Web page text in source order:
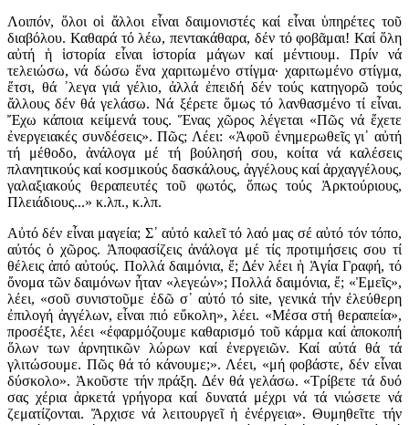
Λοιπόν, ὅλοι οἱ ἄλλοι εἶναι δαιμονιστές καί εἶναι ὑπηρέτες τοῦ
διαβόλου. Καθαρά τό λέω, πεντακάθαρα, δέν τό φοβᾶμαι! Καί ὅλη
αὐτή ἡ ἱστορία εἶναι ἱστορία μάγων καί μέντιουμ. Πρίν νά
τελειώσω, νά δώσω ἕνα χαριτωμένο στίγμα· χαριτωμένο στίγμα,
ἔτσι, θά ᾽λεγα γιά γέλιο, ἀλλά ἐπειδή δέν τούς κατηγορῶ τούς
ἄλλους δέν θά γελάσω. Νά ξέρετε ὅμως τό λανθασμένο τί εἶναι.
Ἔχω κάποια κείμενά τους. Ἕνας χῶρος λέγεται «Πῶς νά ἔχετε
ἐνεργειακές συνδέσεις». Πῶς; Λέει: «Ἀφοῦ ἐνημερωθεῖς γι᾽ αὐτή
τή μέθοδο, ἀνάλογα μέ τή βούλησή σου, κοίτα νά καλέσεις
πλανητικούς καί κοσμικούς δασκάλους, ἀγγέλους καί ἀρχαγγέλους,
γαλαξιακούς θεραπευτές τοῦ φωτός, ὅπως τούς Ἀρκτούριους,
Πλειάδιους...» κ.λπ., κ.λπ.
Αὐτό δέν εἶναι μαγεία; Σ᾽ αὐτό καλεῖ τό λαό μας σέ αὐτό τόν τόπο,
αὐτός ὁ χῶρος. Ἀποφασίζεις ἀνάλογα μέ τίς προτιμήσεις σου τί
θέλεις ἀπό αὐτούς. Πολλά δαιμόνια, ἔ; Δέν λέει ἡ Ἁγία Γραφή, τό
ὄνομα τῶν δαιμόνων ἦταν «λεγεών»; Πολλά δαιμόνια, ἔ; «Ἐμεῖς»,
λέει, «σοῦ συνιστοῦμε ἐδῶ σ᾽ αὐτό τό site, γενικά τήν ἐλεύθερη
ἐπιλογή ἀγγέλων, εἶναι πιό εὔκολη», λέει. «Μέσα στή θεραπεία»,
προσέξτε, λέει «ἐφαρμόζουμε καθαρισμό τοῦ κάρμα καί ἀποκοπή
ὅλων των ἀρνητικῶν λώρων καί ἐνεργειῶν. Καί αὐτά θά τά
γλιτώσουμε. Πῶς θά τό κάνουμε;». Λέει, «μή φοβάστε, δέν εἶναι
δύσκολο». Ἀκοῦστε τήν πράξη. Δέν θά γελάσω. «Τρίβετε τά δυό
σας χέρια ἀρκετά γρήγορα καί δυνατά μέχρι νά τά νιώσετε νά
ζεματίζονται. Ἄρχισε νά λειτουργεῖ ἡ ἐνέργεια». Θυμηθεῖτε τήν